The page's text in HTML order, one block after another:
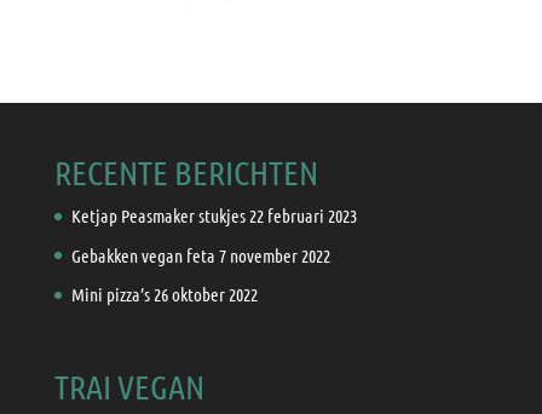
RECENTE BERICHTEN
Ketjap Peasmaker stukjes 22 februari 2023
Gebakken vegan feta 7 november 2022
Mini pizza’s 26 oktober 2022
TRAI VEGAN